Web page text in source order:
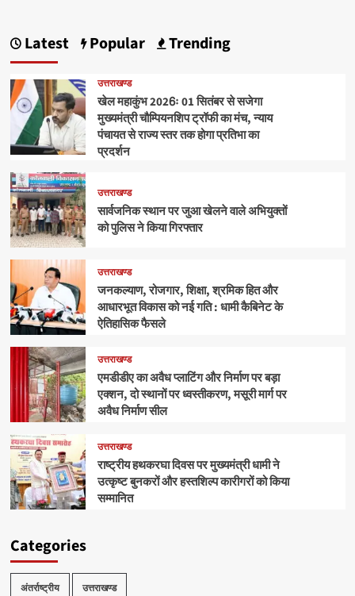
Latest Popular Trending
उत्तराखण्ड
खेल महाकुंभ 2026ः 01 सितंबर से सजेगा
मुख्यमंत्री चौम्पियनशिप ट्रॉफी का मंच, न्याय
पंचायत से राज्य स्तर तक होगा प्रतिभा का
प्रदर्शन
उत्तराखण्ड
सार्वजनिक स्थान पर जुआ खेलने वाले अभियुक्तों
को पुलिस ने किया गिरफ्तार
उत्तराखण्ड
जनकल्याण, रोजगार, शिक्षा, श्रमिक हित और
आधारभूत विकास को नई गति : धामी कैबिनेट के
ऐतिहासिक फैसले
उत्तराखण्ड
एमडीडीए का अवैध प्लाटिंग और निर्माण पर बड़ा
एक्शन, दो स्थानों पर ध्वस्तीकरण, मसूरी मार्ग पर
अवैध निर्माण सील
उत्तराखण्ड
राष्ट्रीय हथकरघा दिवस पर मुख्यमंत्री धामी ने
उत्कृष्ट बुनकरों और हस्तशिल्प कारीगरों को किया
सम्मानित
Categories
अंतर्राष्ट्रीय उत्तराखण्ड